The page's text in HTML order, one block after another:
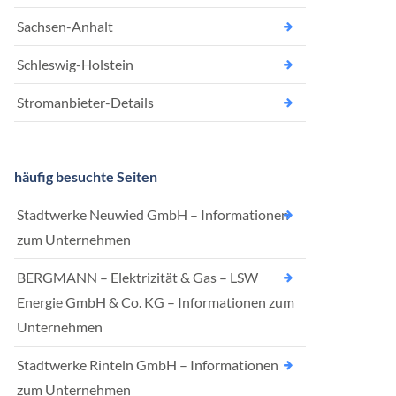
Sachsen-Anhalt
Schleswig-Holstein
Stromanbieter-Details
häufig besuchte Seiten
Stadtwerke Neuwied GmbH – Informationen
zum Unternehmen
BERGMANN – Elektrizität & Gas – LSW
Energie GmbH & Co. KG – Informationen zum
Unternehmen
Stadtwerke Rinteln GmbH – Informationen
zum Unternehmen